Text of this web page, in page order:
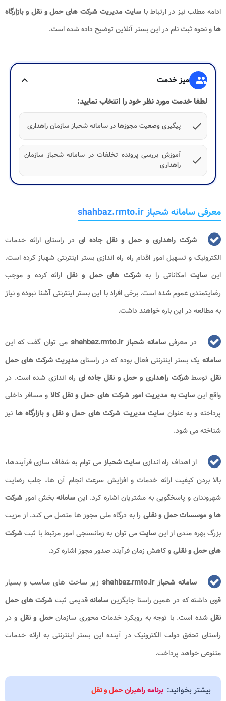
ادامه مطلب نیز در ارتباط باسایت مدیریت شرکت های حمل و نقل و بازارگاه
ها و نحوه ثبت نام در این بستر آنلاین توضیح داده شده است.
group میز خدمت
expand_more
لطفا خدمت مورد نظر خود را انتخاب نمایید:
check
پیگیری وضعیت مجوزها در سامانه شحباز سازمان راهداری
check
آموزش بررسی پرونده تخلفات در سامانه شحباز سازمان
راهداری
معرفی سامانه شحباز shahbaz.rmto.ir
شرکت راهداری و حمل و نقل جاده ای در راستای ارائه خدمات
الکترونیک و تسهیل امور اقدام راه راه اندازی بستر اینترنتی شهباز کرده است.
این سایت امکاناتی را به شرکت های حمل و نقلارائه کرده و موجب
رضایتمندی عموم شده است. برخی افراد با این بستر اینترنتی آشنا نبوده و نیاز
به مطالعه در این باره خواهند داشت.
در معرفیسامانه شحباز shahbaz.rmto.ir
می توان گفت که این
سامانه یک بستر اینترنتی فعال بوده که در راستای مدیریت شرکت های حمل
نقل توسطشرکت راهداری و حمل و نقل جاده ای راه اندازی شده است. در
واقع این سایت به مدیریت امور شرکت های حمل و نقل کالا و مسافر داخلی
پرداخته و به عنوان سایت مدیریت شرکت های حمل و نقل و بازارگاه ها نیز
شناخته می شود.
از اهداف راه اندازی سایت شحبازمی توام به شفاف سازی فرآیندها،
بالا بردن کیفیت ارائه خدمات و افزایش سرعت انجام آن ها، جلب رضایت
شهروندان و پاسخگویی به مشتریان اشاره کرد. این سامانه بخش امور شرکت
ها و موسسات حمل و نقلی را به درگاه ملی مجوز ها متصل می کند. از مزیت
بزرگ بهره مندی از این سایتمی توان به زمانسنجی امور مرتبط با ثبتشرکت
های حمل و نقلیو کاهش زمان فرآیند صدور مجوز اشاره کرد.
سامانه شحباز shahbaz.rmto.ir
زیر ساخت های مناسب و بسیار
قوی داشته که در همین راستا جایگزین سامانهقدیمی ثبت شرکت های حمل
نقلشده است. با توجه به رویکرد خدمات محوری سازمانحمل و نقل و در
راستای تحقق دولت الکترونیک در آینده این بستر اینترنتی به ارائه خدمات
متنوعی خواهد پرداخت.
بیشتر بخوانید: برنامه راهبران حمل و نقل